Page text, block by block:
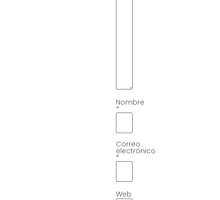
Nombre
*
Correo
electrónico
*
Web